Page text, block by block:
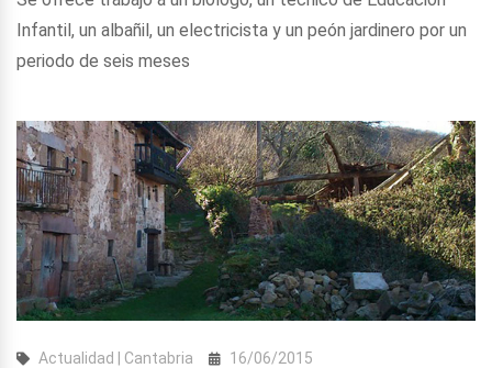
Infantil, un albañil, un electricista y un peón jardinero por un
periodo de seis meses
Actualidad | Cantabria 16/06/2015